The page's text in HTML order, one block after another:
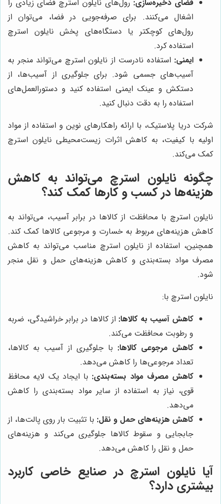
فضای ذخیره‌سازی: رول‌های نایلون استرچ فضای زیادی را
اشغال می‌کنند. برای صرفه‌جویی در فضا، می‌توان از
رول‌های کوچکتر یا دستگاه‌های پخش نایلون استرچ
استفاده کرد.
ایمنی: استفاده نادرست از نایلون استرچ می‌تواند منجر به
آسیب‌های جسمی شود. برای جلوگیری از آسیب‌ها، از
دستکش و عینک ایمنی استفاده کنید و دستورالعمل‌های
استفاده را به دقت دنبال کنید.
شرکت دریا پلاستیک، با ارائه راهکارهای نوین و استفاده از مواد
اولیه با کیفیت، به کاهش اثرات زیست‌محیطی نایلون استرچ
کمک می‌کند.
چگونه نایلون استرچ می‌تواند به کاهش
هزینه‌ها در کسب و کارها کمک کند؟
نایلون استرچ با محافظت از کالاها در برابر آسیب، می‌تواند به
کاهش هزینه‌های مربوط به خسارت و مرجوعی کالاها کمک کند.
همچنین، استفاده از نایلون استرچ مناسب می‌تواند به کاهش
مصرف مواد بسته‌بندی و کاهش هزینه‌های حمل و نقل منجر
شود.
نایلون استرچ با:
کاهش آسیب به کالاها: از کالاها در برابر خراشیدگی، ضربه
و رطوبت محافظت می‌کند.
کاهش مرجوعی کالاها: با جلوگیری از آسیب به کالاها،
تعداد مرجوعی‌ها را کاهش می‌دهد.
کاهش مصرف مواد بسته‌بندی: با ایجاد یک لایه محافظ
قوی، نیاز به استفاده از سایر مواد بسته‌بندی را کاهش
می‌دهد.
کاهش هزینه‌های حمل و نقل: با تثبیت بار روی پالت‌ها، از
جابجایی و سقوط کالاها جلوگیری می‌کند و هزینه‌های
حمل و نقل را کاهش می‌دهد.
آیا نایلون استرچ در صنایع خاصی کاربرد
بیشتری دارد؟